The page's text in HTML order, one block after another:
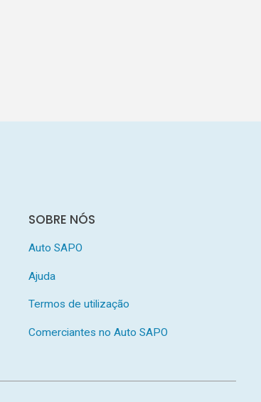
SOBRE NÓS
Auto SAPO
Ajuda
Termos de utilização
Comerciantes no Auto SAPO